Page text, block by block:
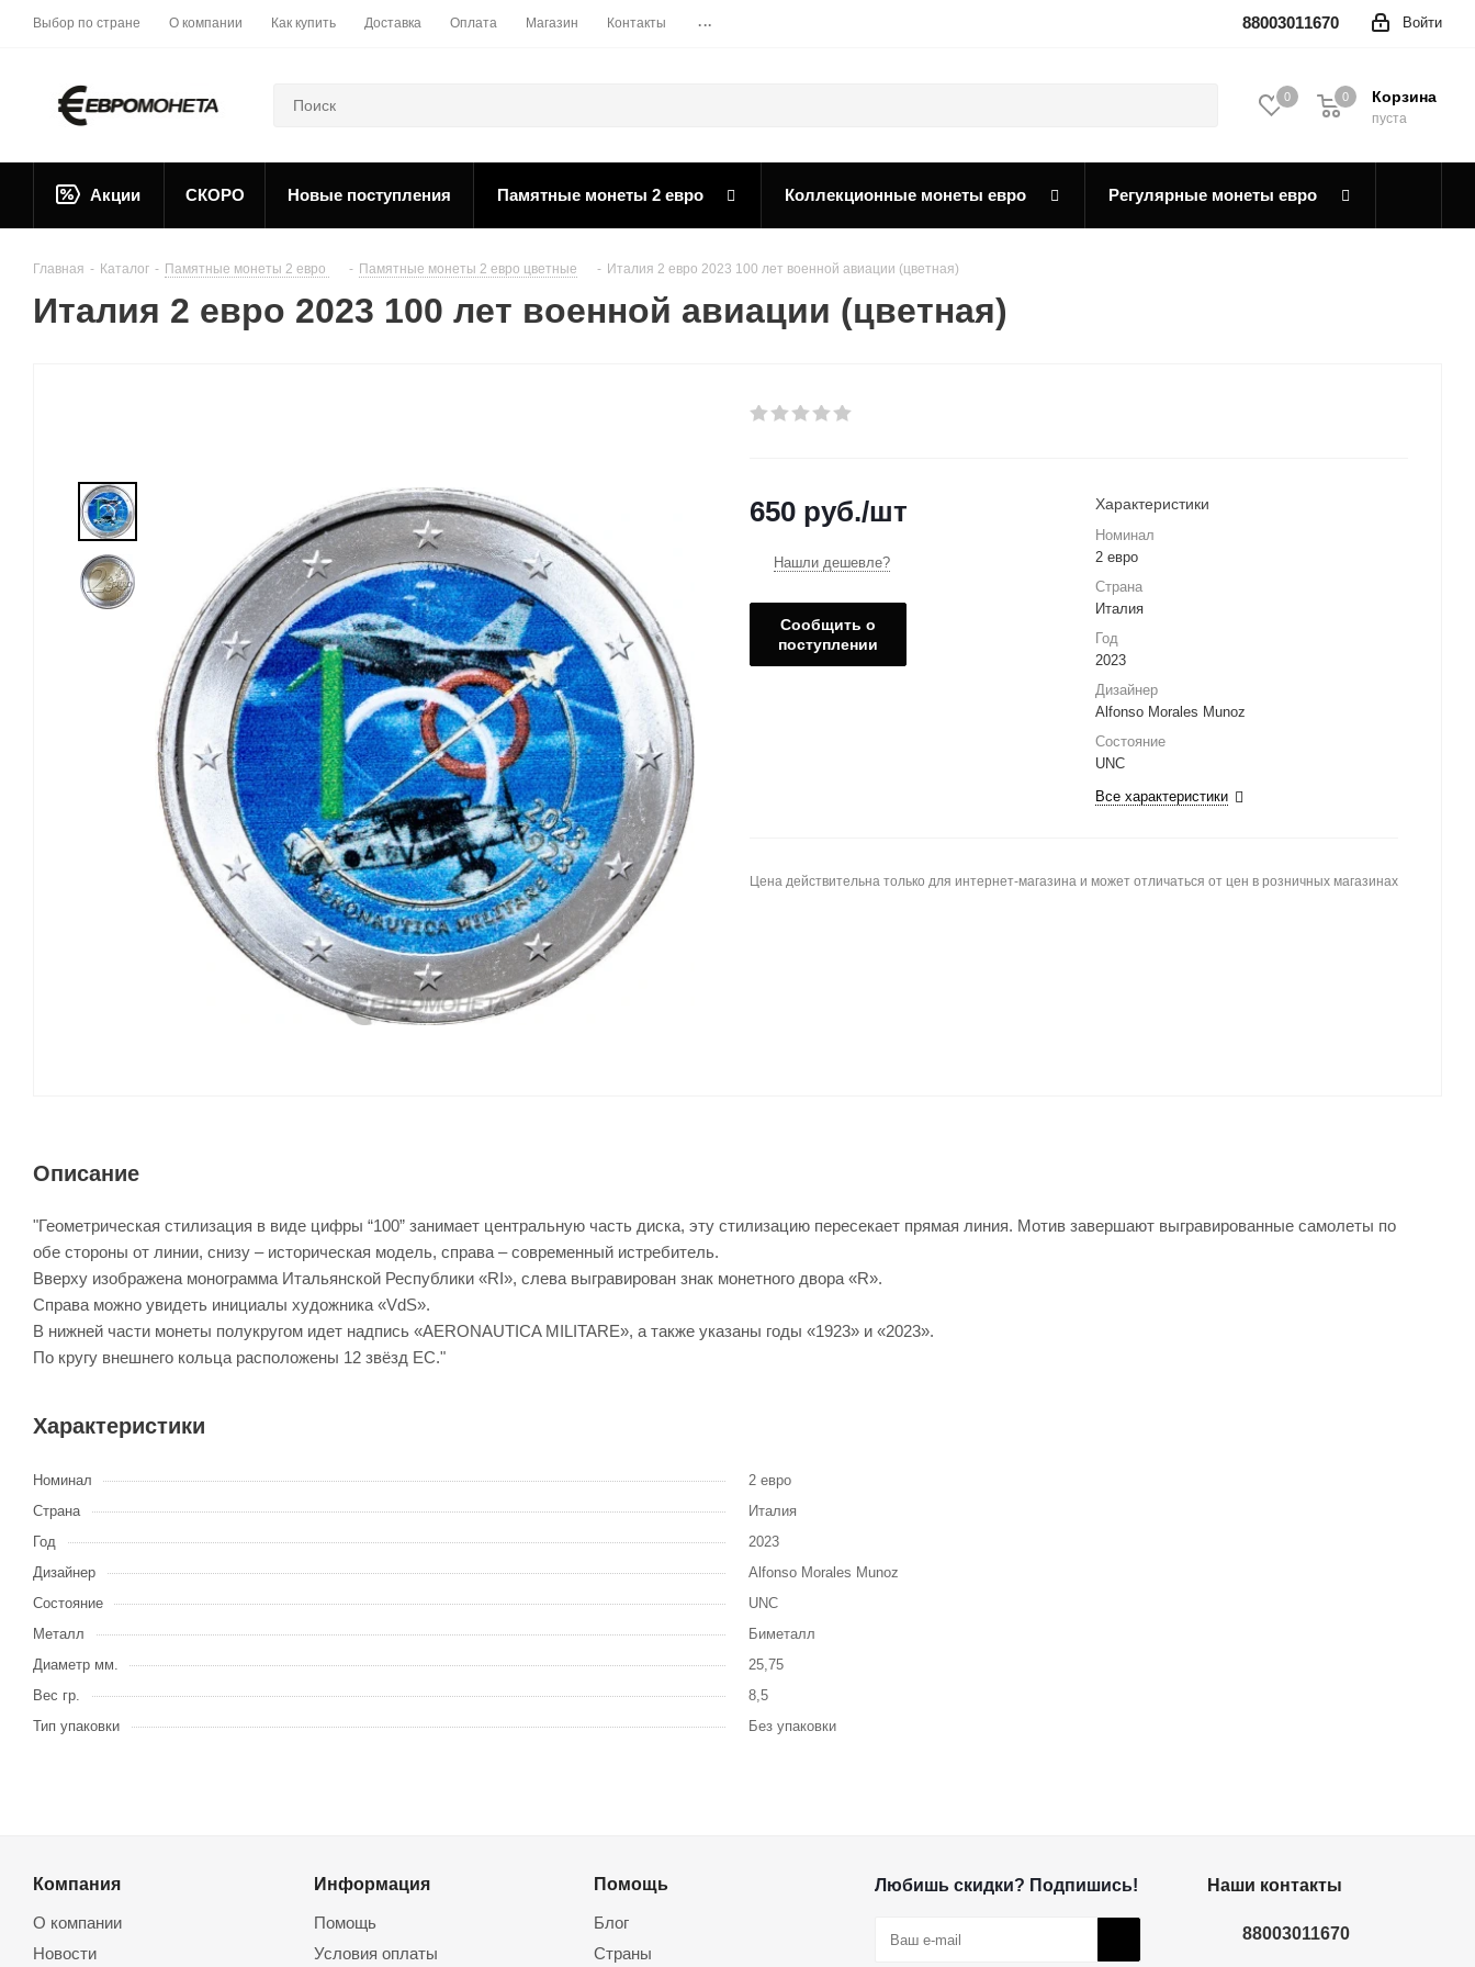
Выбор по стране О компании Как купить Доставка Оплата Магазин Контакты ... Войти
88003011670
0 Корзина
0
пуста
0
Акции СКОРО Новые поступления Памятные монеты 2 евро Коллекционные монеты евро Регулярные монеты евро
Главная - Каталог - Памятные монеты 2 евро - Памятные монеты 2 евро цветные - Италия 2 евро 2023 100 лет военной авиации (цветная)
Италия 2 евро 2023 100 лет военной авиации (цветная)
650 руб./шт
Нашли дешевле?
Сообщить о
поступлении
Характеристики
Номинал
2 евро
Страна
Италия
Год
2023
Дизайнер
Alfonso Morales Munoz
Состояние
UNC
Все характеристики
Цена действительна только для интернет-магазина и может отличаться от цен в розничных магазинах
Описание
"Геометрическая стилизация в виде цифры “100” занимает центральную часть диска, эту стилизацию пересекает прямая линия. Мотив завершают выгравированные самолеты по
обе стороны от линии, снизу – историческая модель, справа – современный истребитель.
Вверху изображена монограмма Итальянской Республики «RI», слева выгравирован знак монетного двора «R».
Справа можно увидеть инициалы художника «VdS».
В нижней части монеты полукругом идет надпись «AERONAUTICA MILITARE», а также указаны годы «1923» и «2023».
По кругу внешнего кольца расположены 12 звёзд ЕС."
Характеристики
Номинал
2 евро
Страна
Италия
Год
2023
Дизайнер
Alfonso Morales Munoz
Состояние
UNC
Металл
Биметалл
Диаметр мм.
25,75
Вес гр.
8,5
Тип упаковки
Без упаковки
Компания
О компании
Новости
Информация
Помощь
Условия оплаты
Помощь
Блог
Страны
Любишь скидки? Подпишись! Наши контакты
88003011670